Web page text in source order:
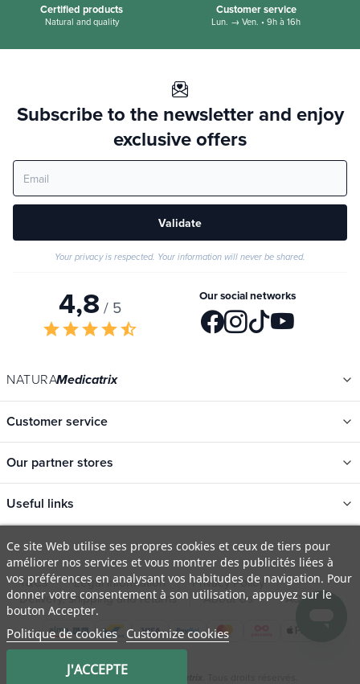
Certified products
Natural and quality
Customer service
Lun. → Ven. • 9h à 16h
Subscribe to the newsletter and enjoy
exclusive offers
Validate
Your privacy is respected. Your information will never be shared.
4,8 / 5
starstarstarstarstar_half
Our social networks
NATURAMedicatrix
Customer service
Our partner stores
Useful links
Categories
New
Promotions
Catalogs
Our brands
Job offers
T&Cs Legal information
Privacy Policy
Delivery, shipping and returns
About Us FAQ
© 2009 - 2026 Natura
Ce site Web utilise ses propres cookies et ceux de tiers pour
améliorer nos services et vous montrer des publicités liées à
vos préférences en analysant vos habitudes de navigation. Pour
donner votre consentement à son utilisation, appuyez sur le
bouton Accepter.
Politique de cookies Customize cookies
J'ACCEPTE